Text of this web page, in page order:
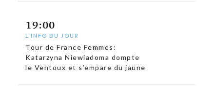
19:00
L'INFO DU JOUR
Tour de France Femmes:
Katarzyna Niewiadoma dompte
le Ventoux et s’empare du jaune